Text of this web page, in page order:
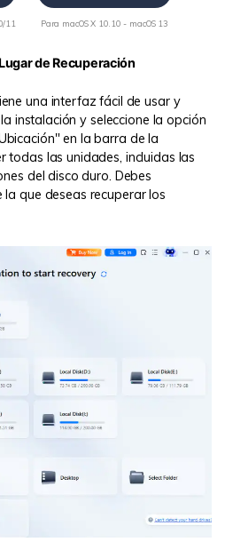
11 Para macOS X 10.10 - macOS 13
de Recuperación
una interfaz fácil de usar y
instalación y seleccione la opción
en la barra de la
todas las unidades, incluidas las
del disco duro. Debes
que deseas recuperar los